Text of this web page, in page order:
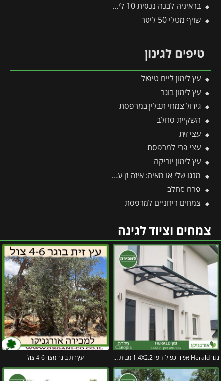
בראיניה לבנה ננסית 10 ליטר
שזיף מטלי 50 ליטר
טיפים לגינון
עץ לימון ליים טיפול
עץ לימון בוגר
גידול צמחי תבלין במרפסת
השקיית סחלב
עצי זית
עצי פרי למרפסת
עץ לימון יוריקה
מנגו שלי או מאיה: איזה זן עדיף לגדל ואיזה פחות מומלץ?
פרח סחלב
צמחים ריחניים למרפסת
צמחים וציוד לגינה
גגון Herald אפור-כפול דופן 1.4X2.2 מבית פלרם – Canopia עץ זית בוגר מצוי 4-6 צול